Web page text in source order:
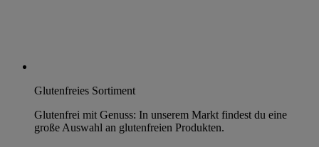
Glutenfreies Sortiment
Glutenfrei mit Genuss: In unserem Markt findest du eine
große Auswahl an glutenfreien Produkten.